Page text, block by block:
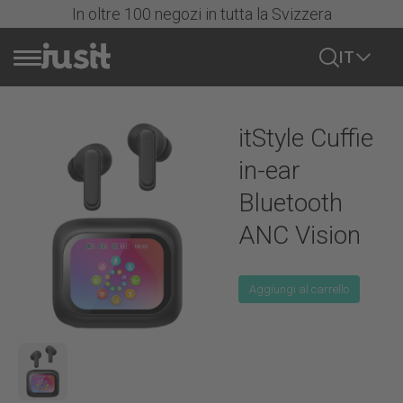
In oltre 100 negozi in tutta la Svizzera
IT
Vendere cellulare
Azioni
Tutti i cellulari
iPhone
Tutti gli iPhone
Serie iPhone 16
Samsung
Samsung Serie S
Google
itStyle Cuffie
in-ear
Bluetooth
ANC Vision
Aggiungi al carrello